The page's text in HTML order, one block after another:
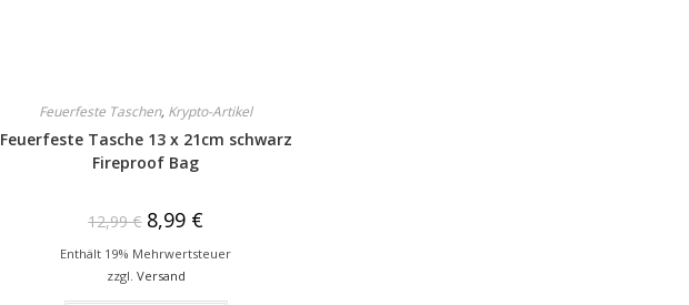
Feuerfeste Taschen, Krypto-Artikel
Feuerfeste Tasche 13 x 21cm schwarz
Fireproof Bag
12,99€ 8,99 €
Enthält 19% Mehrwertsteuer
zzgl. Versand